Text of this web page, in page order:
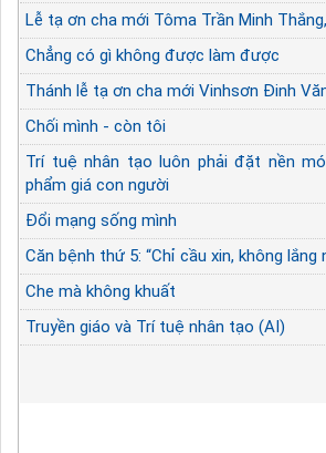
Lễ tạ ơn cha mới Tôma Trần Minh Thắng,
Chẳng có gì không được làm được
Thánh lễ tạ ơn cha mới Vinhsơn Đinh
Chối mình - còn tôi
Trí tuệ nhân tạo luôn phải đặt nền
phẩm giá con người
Đổi mạng sống mình
Căn bệnh thứ 5: “Chỉ cầu xin, không lắng
Che mà không khuất
Truyền giáo và Trí tuệ nhân tạo (AI)